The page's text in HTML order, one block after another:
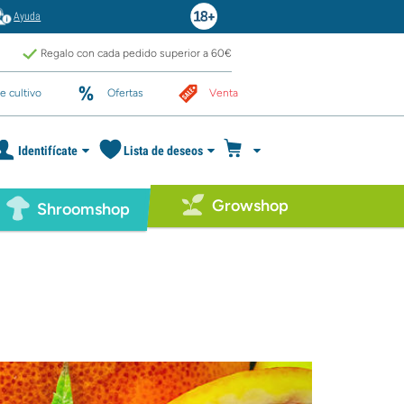
Ayuda
Regalo con cada pedido superior a 60€
cultivo Ofertas Venta
Identifícate Lista de deseos
Shroomshop Growshop